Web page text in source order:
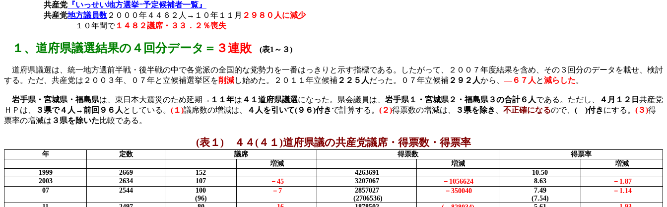
共産党 『いっせい地方選挙ｰ予定候補者一覧』
共産党地方議員数 ２０００年４４６２人→１０年１１月 ２９８０人に減少
１０年間で１４８２議席・３３．２％喪失
１、道府県議選結果の４回分データ ＝ ３連敗 (表1 ～３)
道府県議選は、統一地方選前半戦・後半戦の中で各党派の全国的な党勢力を一番はっきりと示す指標である。したがって、２００７年度結果を含め、その３回分のデータを載せ、検討
する。ただ、共産党は２００３年、０７年と立候補選挙区を削減し始めた。２０１１年立候補 ２２５人だった。０７年立候補 ２９２人から、―６７人 と減らした。
岩手県・宮城県・福島県は、 東日本大震災のため延期→ １１年は ４１道府県議選になった。県会議員は、 岩手県１・宮城県２・福島県３の合計６人である。ただし、 ４月１２日 共産党
ＨＰは、
３県で４人→前回９６人 としている。 ( １)議席数の増減は、 ４人を引いて( ９６)付きで計算する。 ( ２)得票数の増減は、 ３県を除き 不正確になるので、 ( )付きにする。 ( ３)得
票率の増減は ３県を除いた比較である。
(表１) ４４ ( ４１)道府県議の共産党議席・得票数・得票率
年 定数 議席 得票数
得票率
増減
増減
増減
1999
2669 152 4263691
10.50
2003
2634 107 － 45 3207067 － 1056624 8.63 － 1.87
07
2544
100
(96)
－ 7
2857027
(2706536)
－ 350040
7.49
(7.54)
－ 1.14